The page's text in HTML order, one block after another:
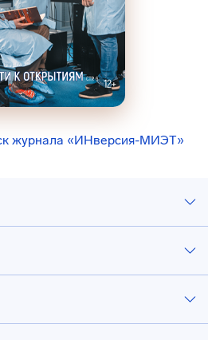
журнала «ИНверсия-МИЭТ»